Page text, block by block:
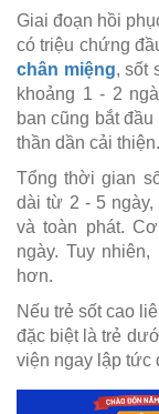
Giai đoạn hồi
có triệu chứng
chân miệng, sốt
khoảng 1 - 2
ban cũng bắt
thần dần cải thiện.
Tổng thời gian
dài từ 2 - 5
và toàn phát.
ngày. Tuy
hơn.
Nếu trẻ sốt cao
đặc biệt là trẻ
viện ngay lập tức